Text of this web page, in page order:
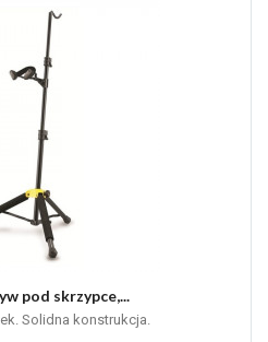
pod skrzypce,...
Solidna konstrukcja.